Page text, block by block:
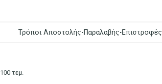
Τρόποι Αποστολής-Παραλαβής-Επιστροφές
100 τεμ.